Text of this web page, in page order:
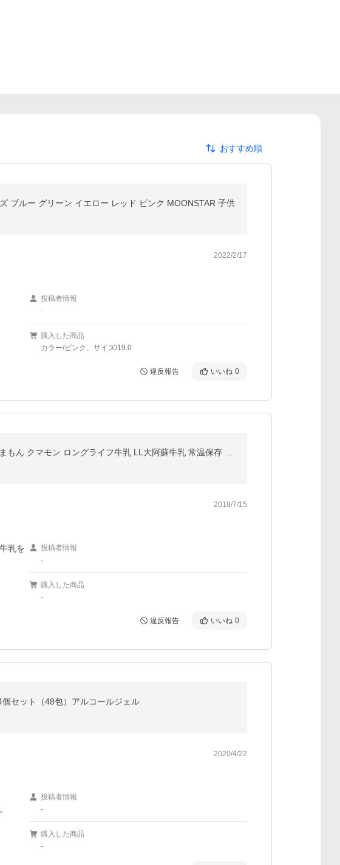
おすすめ順
ブルー グリーン イエロー レッド ピンク MOONSTAR 子供
2022/2/17
投稿者情報
-
購入した商品
カラー/ピンク、サイズ/19.0
違反報告 いいね 0
2018/7/15
乳を
投稿者情報
-
購入した商品
-
違反報告 いいね 0
ット（48包）アルコールジェル
2020/4/22
投稿者情報
-
購入した商品
-